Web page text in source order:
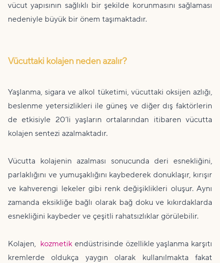
vücut yapısının sağlıklı bir şekilde korunmasını sağlaması
nedeniyle büyük bir önem taşımaktadır.
Vücuttaki kolajen neden azalır?
Yaşlanma, sigara ve alkol tüketimi, vücuttaki oksijen azlığı,
beslenme yetersizlikleri ile güneş ve diğer dış faktörlerin
de etkisiyle 20’li yaşların ortalarından itibaren vücutta
kolajen sentezi azalmaktadır.
Vücutta kolajenin azalması sonucunda deri esnekliğini,
parlaklığını ve yumuşaklığını kaybederek donuklaşır, kırışır
ve kahverengi lekeler gibi renk değişiklikleri oluşur. Aynı
zamanda eksikliğe bağlı olarak bağ doku ve kıkırdaklarda
esnekliğini kaybeder ve çeşitli rahatsızlıklar görülebilir.
Kolajen, kozmetik endüstrisinde özellikle yaşlanma karşıtı
kremlerde oldukça yaygın olarak kullanılmakta fakat